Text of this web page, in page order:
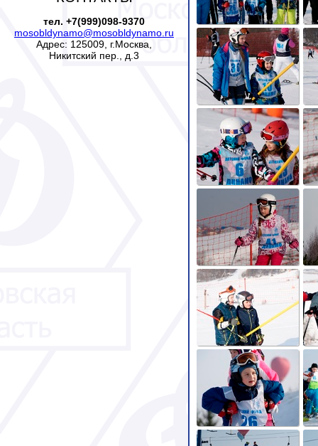
тел. +7(999)098-9370
mosobldynamo@mosobldynamo.ru
Адрес: 125009, г.Москва,
Никитский пер., д.3